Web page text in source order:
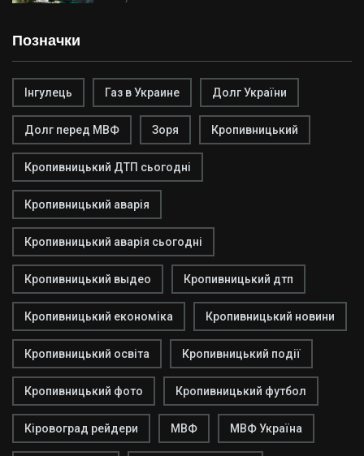
Позначки
Інгулець Газ в Украине Долг України
Долг перед МВФ Зоря Кропивницький
Кропивницький ДТП сьогодні
Кропивницький аварія
Кропивницький аварія сьогодні
Кропивницький выдео Кропивницький дтп
Кропивницький економіка Кропивницький новини
Кропивницький освіта Кропивницький події
Кропивницький фото Кропивницький футбол
Кіровоград рейдери МВФ МВФ Україна